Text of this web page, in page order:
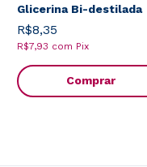
Glicerina Bi-destilada
R$8,35
R$7,93 com Pix
Comprar